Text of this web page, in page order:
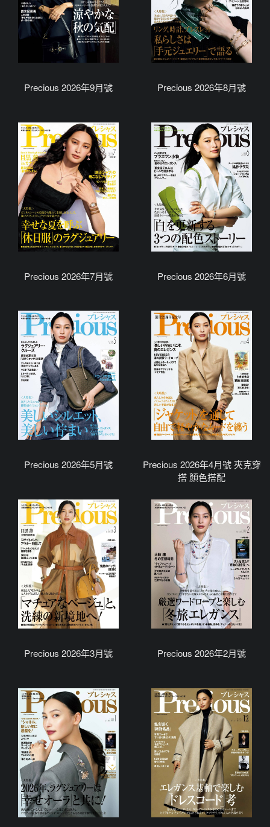
Precious 2026年9月號 Precious 2026年8月號
Precious 2026年7月號 Precious 2026年6月號
Precious 2026年5月號
Precious 2026年4月號 夾克穿
搭 顏色搭配
Precious 2026年3月號 Precious 2026年2月號